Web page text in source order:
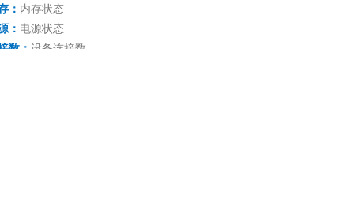
： 内存状态
： 电源状态
数 ： 设备连接数